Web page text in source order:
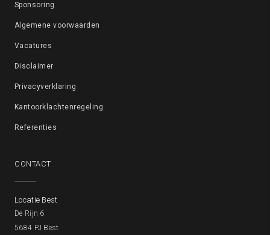
Sponsoring
Algemene voorwaarden
Vacatures
Disclaimer
Privacyverklaring
Kantoorklachtenregeling
Referenties
CONTACT
Locatie Best
De Rijn 6
5684 PJ Best